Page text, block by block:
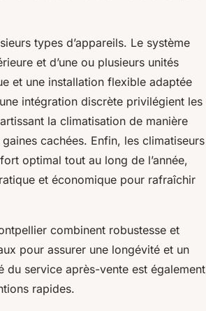
types d’appareils. Le système
et d’une ou plusieurs unités
et une installation flexible adaptée
intégration discrète privilégient les
la climatisation de manière
cachées. Enfin, les climatiseurs
optimal tout au long de l’année,
et économique pour rafraîchir
combinent robustesse et
pour assurer une longévité et un
service après-vente est également
rapides.